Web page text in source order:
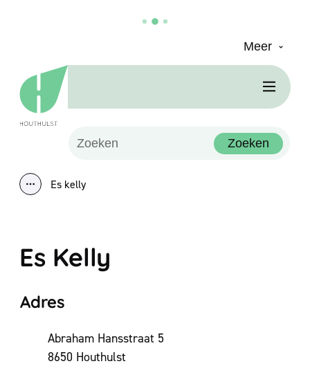
Meer
Houthulst
Waarmee kunnen we jou helpen?
Zoeken
Toon alle broodkruimel items
Es kelly
Es Kelly
Adres
AdresAbraham Hansstraat 5
,8650 Houthulst